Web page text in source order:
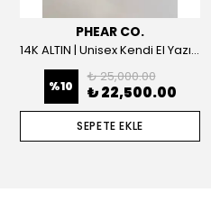
PHEAR CO.
14K ALTIN | Unisex Kendi El Yazın ile İstediğini Yazdır Plaka Kolye
%10
₺ 25,000.00
₺ 22,500.00
SEPETE EKLE